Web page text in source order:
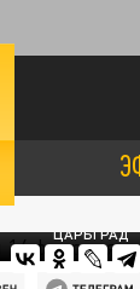
ЦАРЬГРАД